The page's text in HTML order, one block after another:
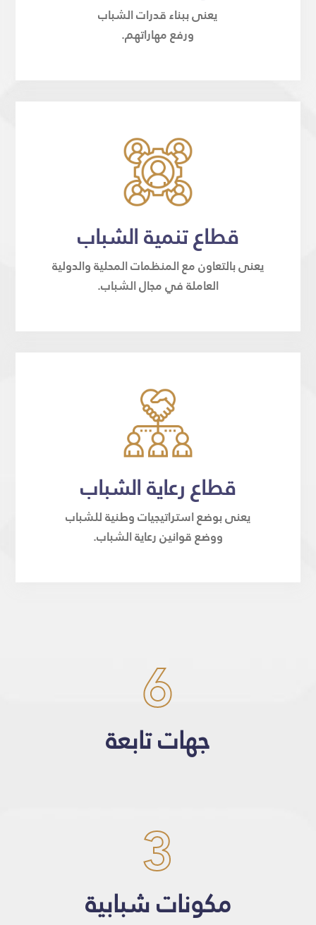
يعنى ببناء قدرات الشباب
ورفع مهاراتهم.
قطاع تنمية الشباب
يعنى بالتعاون مع المنظمات المحلية والدولية
العاملة في مجال الشباب.
قطاع رعاية الشباب
يعنى بوضع استراتيجيات وطنية للشباب
ووضع قوانين رعاية الشباب.
6
جهات تابعة
3
مكونات شبابية